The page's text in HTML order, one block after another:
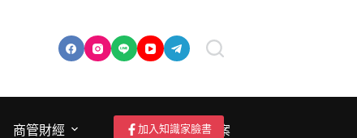
商管財經 成為作者/投稿/提案
加入知識家臉書